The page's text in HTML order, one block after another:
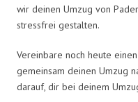
wir deinen Umzug von
stressfrei gestalten.
Vereinbare noch heute
gemeinsam deinen Umzug
darauf, dir bei deinem